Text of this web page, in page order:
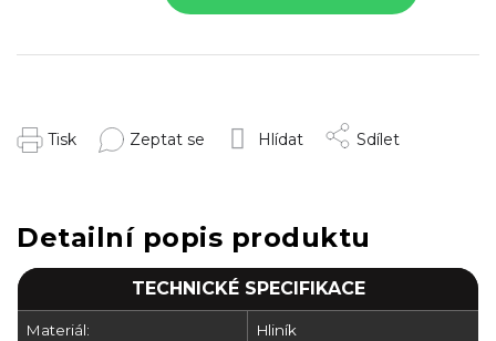
Tisk Zeptat se Hlídat Sdílet
Detailní popis produktu
TECHNICKÉ SPECIFIKACE
Materiál: Hliník